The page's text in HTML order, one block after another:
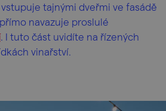
tajnými dveřmi ve fasádě
navazuje proslulé
. I tuto část uvidíte na řízených
vinařství.